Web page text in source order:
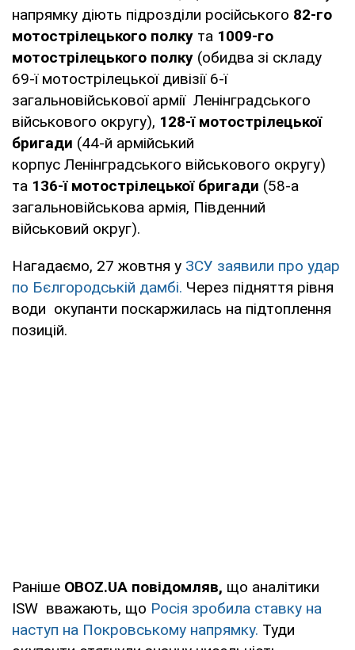
напрямку діють підрозділи російського 82-го
мотострілецького полку та 1009-го
мотострілецького полку (обидва зі складу
69-ї мотострілецької дивізії 6-ї
загальновійськової армії Ленінградського
військового округу), 128-ї мотострілецької
бригади (44-й армійський
корпус Ленінградського військового округу)
та 136-ї мотострілецької бригади (58-а
загальновійськова армія, Південний
військовий округ).
Нагадаємо, 27 жовтня у ЗСУ заявили про удар
по Бєлгородській дамбі. Через підняття рівня
води окупанти поскаржилась на підтоплення
позицій.
Раніше OBOZ.UA повідомляв, що аналітики
ISW вважають, що Росія зробила ставку на
наступ на Покровському напрямку. Туди